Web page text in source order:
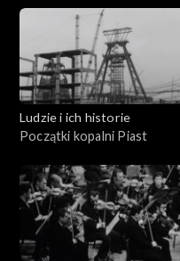
Ludzie i ich historie
Początki kopalni Piast